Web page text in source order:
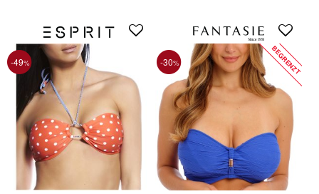
-49% -30% BEGRENZT